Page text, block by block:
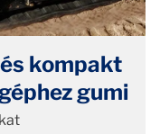
kompakt
gumi